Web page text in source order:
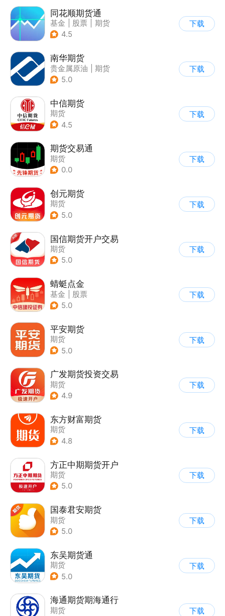
同花顺期货通
基金 股票
期货
4.5
下载
南华期货
贵金属原油
期货
| 股票
5.0
下载
中信期货
期货
4.5
下载
期货交易通
期货
0.0
下载
创元期货
期货
5.0
下载
国信期货开户交易
期货
5.0
下载
蜻蜓点金
基金
股票
5.0
下载
平安期货
期货
5.0
下载
广发期货投资交易
期货
4.9
下载
东方财富期货
期货
4.8
下载
方正中期期货开户
期货
5.0
下载
国泰君安期货
期货
5.0
下载
东吴期货通
期货
5.0
下载
海通期货期海通行
期货
下载